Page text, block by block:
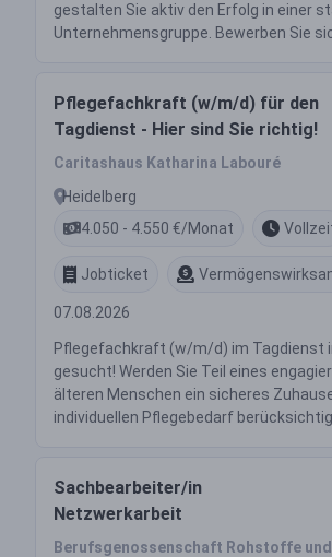
gestalten Sie aktiv den Erfolg in einer
Unternehmensgruppe. Bewerben Sie
Pflegefachkraft (w/m/d) für den
Tagdienst - Hier sind Sie richtig!
Caritashaus Katharina Labouré
Heidelberg
4.050 - 4.550 €/Monat
Jobticket
07.08.2026
Pflegefachkraft (w/m/d) im Tagdienst
gesucht! Werden Sie Teil eines
älteren Menschen ein sicheres
individuellen Pflegebedarf
Sachbearbeiter/in
Netzwerkarbeit
Berufsgenossenschaft Rohstoffe und